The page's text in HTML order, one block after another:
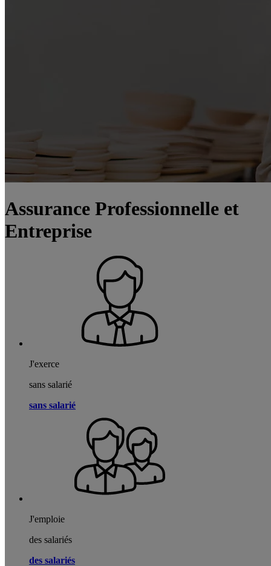
Assurance Professionnelle et
Entreprise
J'exerce
sans salarié
sans salarié
J'emploie
des salariés
des salariés